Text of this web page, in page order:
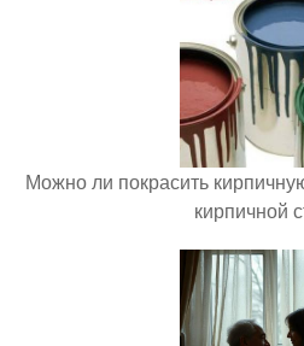
Можно ли покрасить
кирпичной